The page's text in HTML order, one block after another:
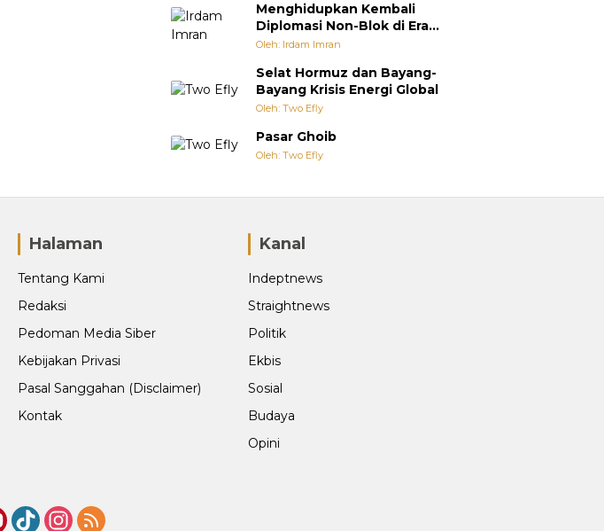
Menghidupkan Kembali
Diplomasi Non-Blok di Era
Multipolar
Oleh: Irdam Imran
Selat Hormuz dan Bayang-
Bayang Krisis Energi Global
Oleh: Two Efly
Pasar Ghoib
Oleh: Two Efly
Halaman
Tentang Kami
Redaksi
Pedoman Media Siber
Kebijakan Privasi
Pasal Sanggahan (Disclaimer)
Kontak
Kanal
Indeptnews
Straightnews
Politik
Ekbis
Sosial
Budaya
Opini